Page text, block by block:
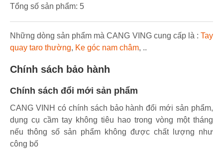
Tổng số sản phẩm: 5
Những dòng sản phẩm mà CANG VING cung cấp là : Tay
quay taro thường, Ke góc nam châm, ..
Chính sách bảo hành
Chính sách đổi mới sản phẩm
CANG VINH có chính sách bảo hành đổi mới sản phẩm,
dụng cụ cầm tay không tiêu hao trong vòng một tháng
nếu thông số sản phẩm không được chất lượng như
công bố